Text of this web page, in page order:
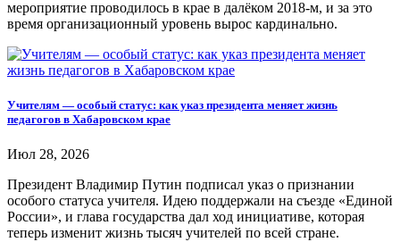
мероприятие проводилось в крае в далёком 2018-м, и за это
время организационный уровень вырос кардинально.
Учителям — особый статус: как указ президента меняет жизнь
педагогов в Хабаровском крае
Июл 28, 2026
Президент Владимир Путин подписал указ о признании
особого статуса учителя. Идею поддержали на съезде «Единой
России», и глава государства дал ход инициативе, которая
теперь изменит жизнь тысяч учителей по всей стране.